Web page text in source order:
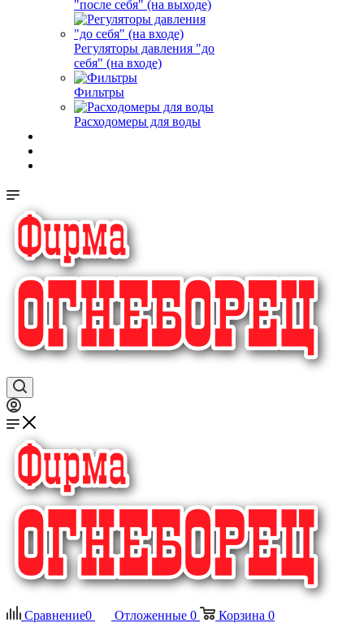
"после себя" (на выходе)
Регуляторы давления "до
себя" (на входе)
Фильтры
Расходомеры для воды
Сравнение0 Отложенные 0 Корзина 0